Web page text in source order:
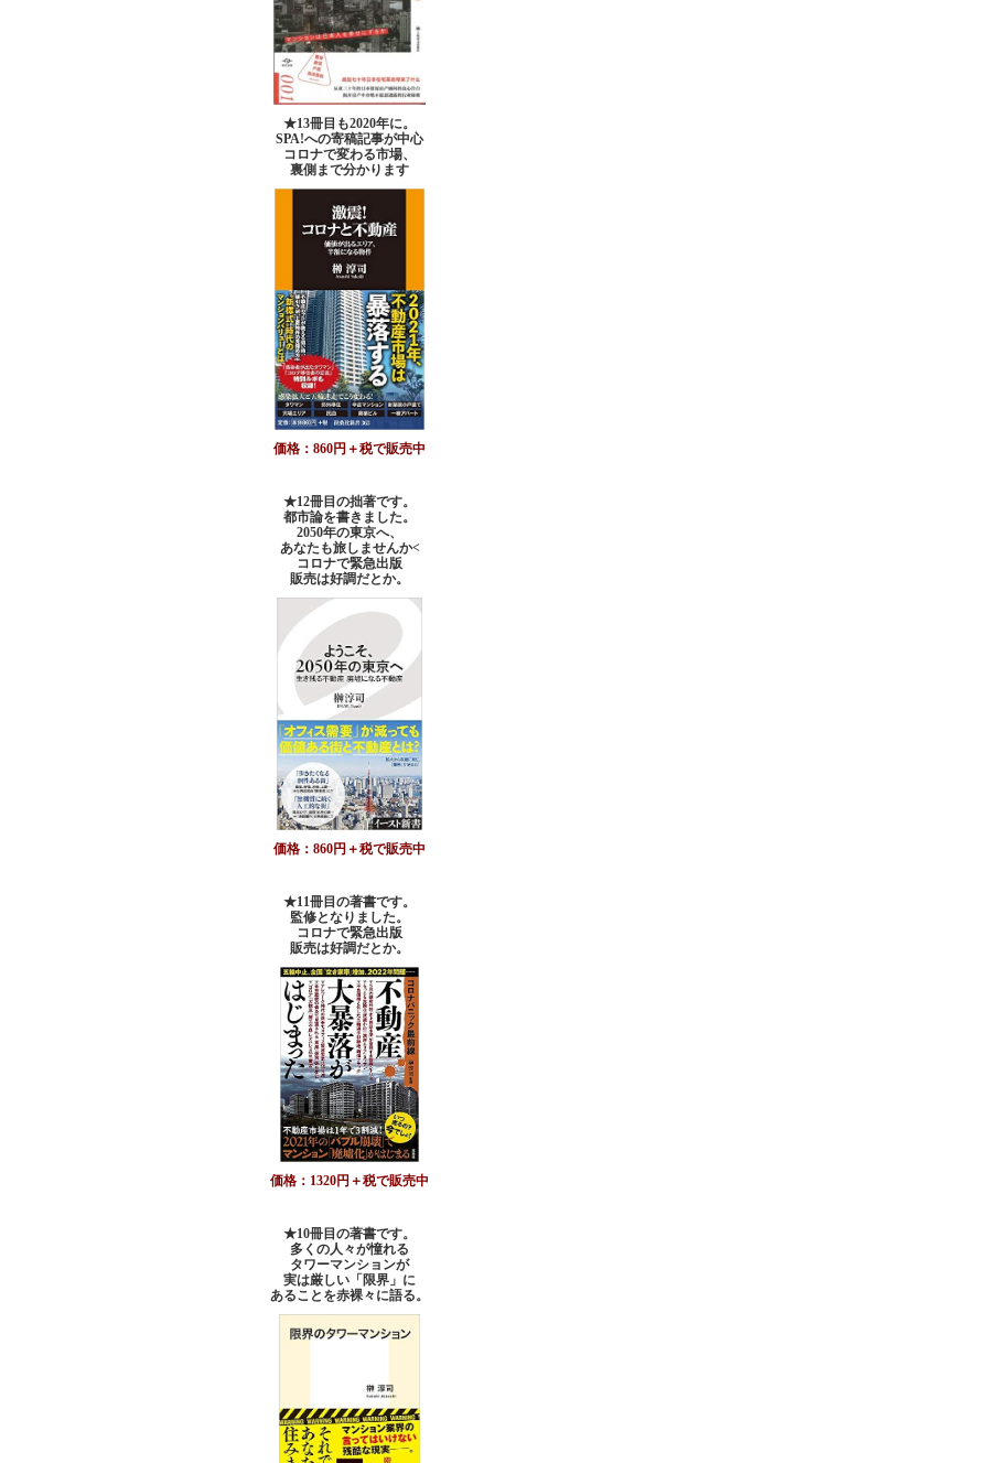
★13冊目も2020年に。
SPA!への寄稿記事が中心
コロナで変わる市場、
裏側まで分かります
価格：860円＋税で販売中
★12冊目の拙著です。
都市論を書きました。
2050年の東京へ、
あなたも旅しませんか<
コロナで緊急出版
販売は好調だとか。
価格：860円＋税で販売中
★11冊目の著書です。
監修となりました。
コロナで緊急出版
販売は好調だとか。
価格：1320円＋税で販売中
★10冊目の著書です。
多くの人々が憧れる
タワーマンションが
実は厳しい「限界」に
あることを赤裸々に語る。